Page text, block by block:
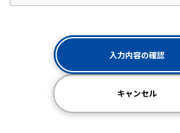
キャンセル
入力内容の確認